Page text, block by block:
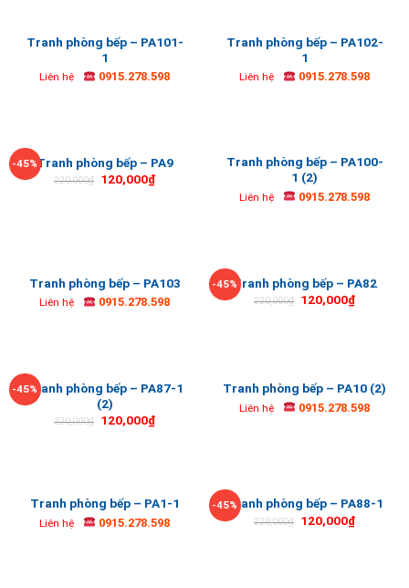
Tranh phòng bếp – PA101-
1
Liên hệ 0915.278.598
Tranh phòng bếp – PA102-
1
Liên hệ 0915.278.598
-45%Tranh phòng bếp – PA9
220,000₫ 120,000₫
Tranh phòng bếp – PA100-
1 (2)
Liên hệ 0915.278.598
Tranh phòng bếp – PA103
Liên hệ 0915.278.598
-45%Tranh phòng bếp – PA82
220,000₫ 120,000₫
-45%Tranh phòng bếp – PA87-1
(2)
220,000₫ 120,000₫
Tranh phòng bếp – PA10 (2)
Liên hệ 0915.278.598
Tranh phòng bếp – PA1-1
Liên hệ 0915.278.598
-45%Tranh phòng bếp – PA88-1
220,000₫ 120,000₫